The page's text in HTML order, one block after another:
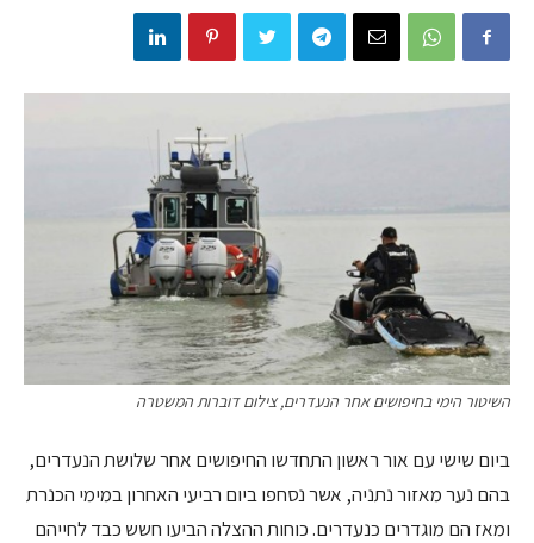
השיטור הימי בחיפושים אחר הנעדרים, צילום דוברות המשטרה
ביום שישי עם אור ראשון התחדשו החיפושים אחר שלושת הנעדרים,
בהם נער מאזור נתניה, אשר נסחפו ביום רביעי האחרון במימי הכנרת
ומאז הם מוגדרים כנעדרים. כוחות ההצלה הביעו חשש כבד לחייהם